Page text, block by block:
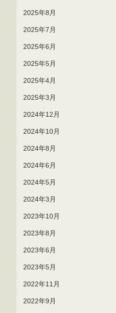
2025年8月
2025年7月
2025年6月
2025年5月
2025年4月
2025年3月
2024年12月
2024年10月
2024年8月
2024年6月
2024年5月
2024年3月
2023年10月
2023年8月
2023年6月
2023年5月
2022年11月
2022年9月